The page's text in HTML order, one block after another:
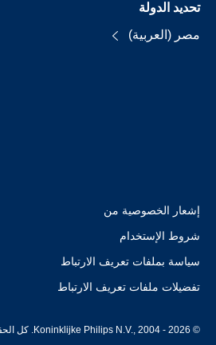
تحديد الدولة
مصر (العربية)
إشعار الخصوصية من
شروط الإستخدام
سياسة بملفات تعريف الارتباط
تفضيلات ملفات تعريف الارتباط
© Koninklijke Philips N.V., 2004 - 2026. كل الحقوق محفوظة.